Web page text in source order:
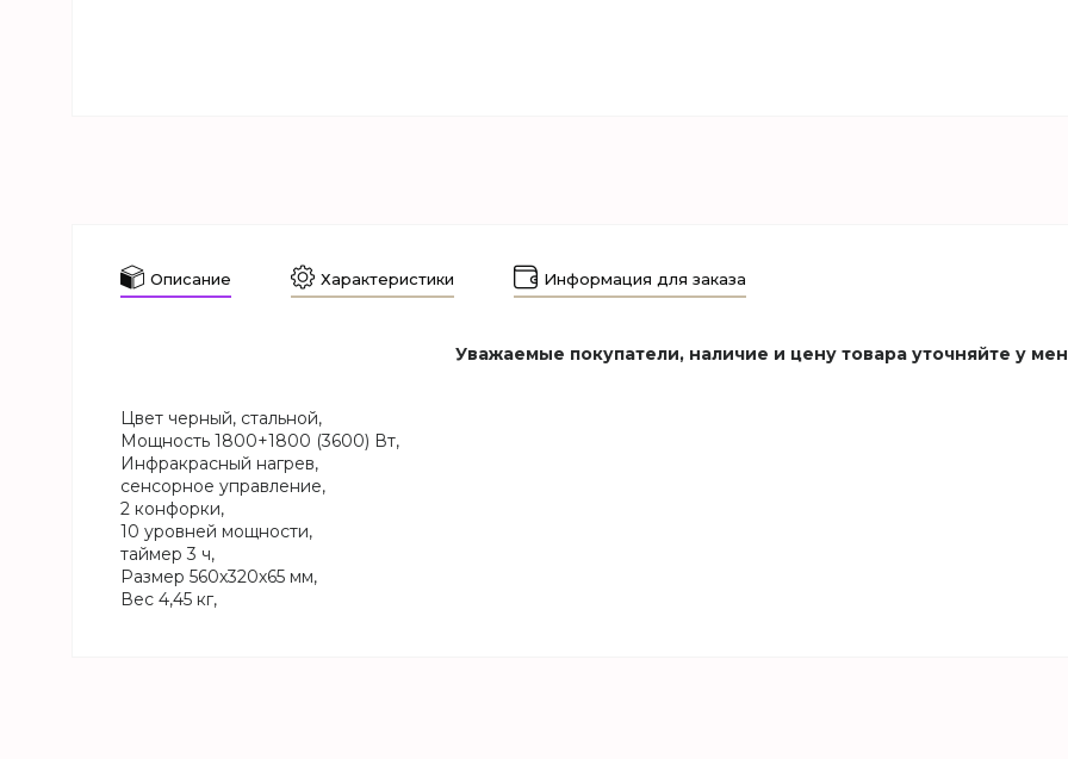
Описание Характеристики Информация для заказа
Уважаемые покупатели, наличие и цену товара уточняйте у
Цвет черный, стальной,
Мощность 1800+1800 (3600) Вт,
Инфракрасный нагрев,
сенсорное управление,
2 конфорки,
10 уровней мощности,
таймер 3 ч,
Размер 560х320х65 мм,
Вес 4,45 кг,